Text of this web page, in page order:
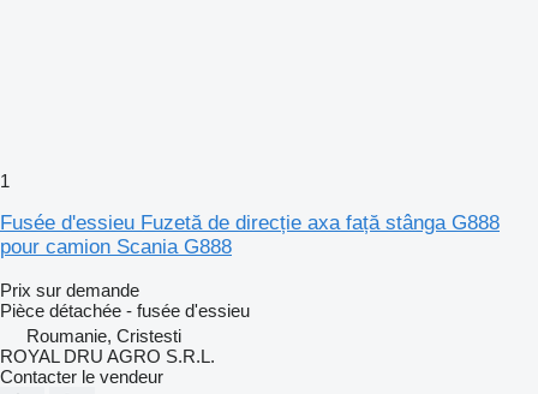
1
Fusée d'essieu Fuzetă de direcție axa față stânga G888
pour camion Scania G888
Prix sur demande
Pièce détachée - fusée d'essieu
Roumanie, Cristesti
ROYAL DRU AGRO S.R.L.
Contacter le vendeur